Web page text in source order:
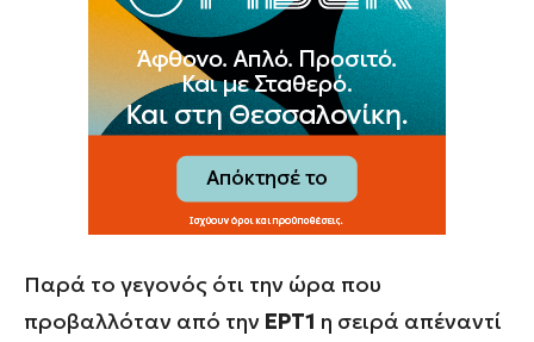
Παρά το γεγονός ότι την ώρα που
προβαλλόταν από την ΕΡΤ1 η σειρά απέναντί